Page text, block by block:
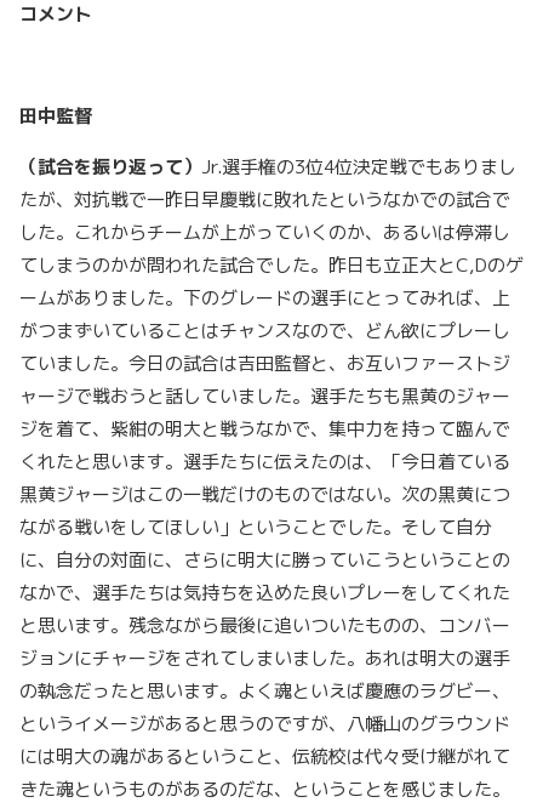
コメント
田中監督
（試合を振り返って） Jr.選手権の3位4位決定戦でもありまし
たが、対抗戦で一昨日早慶戦に敗れたというなかでの試合で
した。これからチームが上がっていくのか、あるいは停滞し
てしまうのかが問われた試合でした。昨日も立正大とC,Dのゲ
ームがありました。下のグレードの選手にとってみれば、上
がつまずいていることはチャンスなので、どん欲にプレーし
ていました。今日の試合は吉田監督と、お互いファーストジ
ャージで戦おうと話していました。選手たちも黒黄のジャー
ジを着て、紫紺の明大と戦うなかで、集中力を持って臨んで
くれたと思います。選手たちに伝えたのは、「今日着ている
黒黄ジャージはこの一戦だけのものではない。次の黒黄につ
ながる戦いをしてほしい」ということでした。そして自分
に、自分の対面に、さらに明大に勝っていこうということの
なかで、選手たちは気持ちを込めた良いプレーをしてくれた
と思います。残念ながら最後に追いついたものの、コンバー
ジョンにチャージをされてしまいました。あれは明大の選手
の執念だったと思います。よく魂といえば慶應のラグビー、
というイメージがあると思うのですが、八幡山のグラウンド
には明大の魂があるということ、伝統校は代々受け継がれて
きた魂というものがあるのだな、ということを感じました。